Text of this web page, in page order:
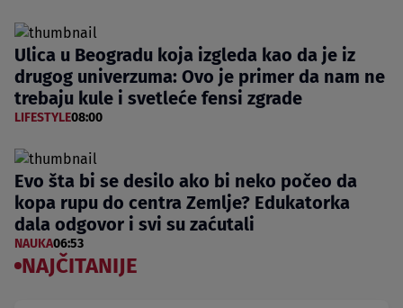
Ulica u Beogradu koja izgleda kao da je iz
drugog univerzuma: Ovo je primer da nam ne
trebaju kule i svetleće fensi zgrade
LIFESTYLE08:00
Evo šta bi se desilo ako bi neko počeo da
kopa rupu do centra Zemlje? Edukatorka
dala odgovor i svi su zaćutali
NAUKA06:53
NAJČITANIJE